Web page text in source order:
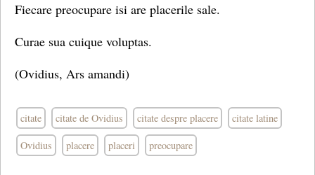
Fiecare preocupare isi are placerile sale.
Curae sua cuique voluptas.
(Ovidius, Ars amandi)
citate citate de Ovidius citate despre placere citate latine
Ovidius placere placeri preocupare